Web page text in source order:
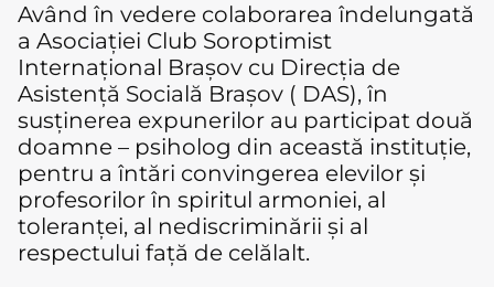
Având în vedere colaborarea îndelungată
a Asociației Club Soroptimist
Internațional Brașov cu Direcția de
Asistență Socială Brașov ( DAS), în
susținerea expunerilor au participat două
doamne – psiholog din această instituție,
pentru a întări convingerea elevilor și
profesorilor în spiritul armoniei, al
toleranței, al nediscriminării și al
respectului față de celălalt.